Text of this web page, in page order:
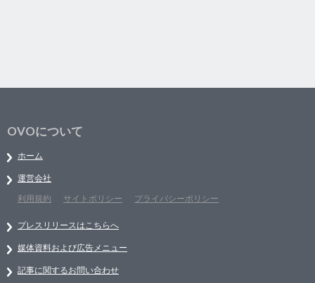
OVOについて
ホーム
運営会社
利用規約
サイトポリシー プライバシーポリシー
プレスリリースはこちらへ
媒体資料および広告メニュー
記事に関するお問い合わせ